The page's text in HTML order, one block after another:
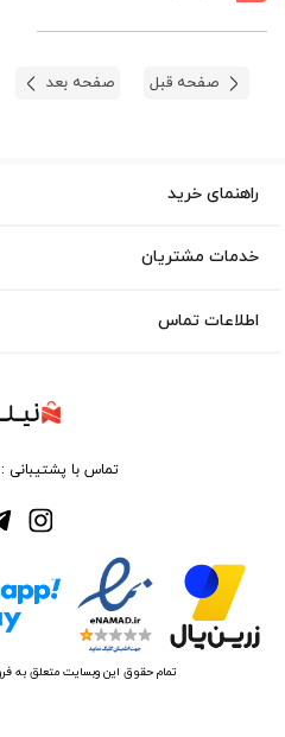
صفحه قبل صفحه بعد
راهنمای خرید
خدمات مشتریان
اطلاعات تماس
تماس با پشتیبانی :
تمام حقوق این وبسایت متعلق به